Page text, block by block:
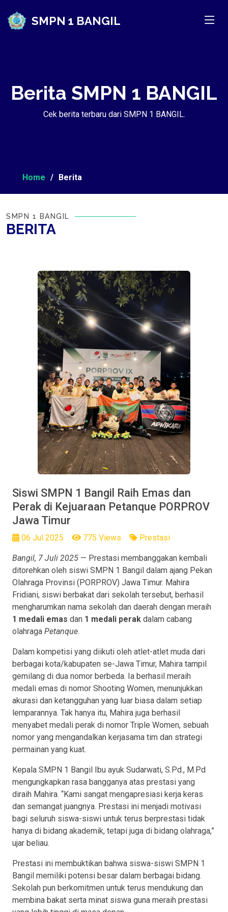
SMPN 1 BANGIL
Berita SMPN 1 BANGIL
Cek berita terbaru dari SMPN 1 BANGIL.
Home Berita
SMPN 1 BANGIL
BERITA
Siswi SMPN 1 Bangil Raih Emas dan
Perak di Kejuaraan Petanque PORPROV
Jawa Timur
06 Jul 2025 775 Views Prestasi
Bangil, 7 Juli 2025 — Prestasi membanggakan kembali
ditorehkan oleh siswi SMPN 1 Bangil dalam ajang Pekan
Olahraga Provinsi (PORPROV) Jawa Timur. Mahira
Fridiani, siswi berbakat dari sekolah tersebut, berhasil
mengharumkan nama sekolah dan daerah dengan meraih
1 medali emas dan 1 medali perak dalam cabang
olahraga Petanque.
Dalam kompetisi yang diikuti oleh atlet-atlet muda dari
berbagai kota/kabupaten se-Jawa Timur, Mahira tampil
gemilang di dua nomor berbeda. Ia berhasil meraih
medali emas di nomor Shooting Women, menunjukkan
akurasi dan ketangguhan yang luar biasa dalam setiap
lemparannya. Tak hanya itu, Mahira juga berhasil
menyabet medali perak di nomor Triple Women, sebuah
nomor yang mengandalkan kerjasama tim dan strategi
permainan yang kuat.
Kepala SMPN 1 Bangil Ibu ayuk Sudarwati, S.Pd., M.Pd
mengungkapkan rasa bangganya atas prestasi yang
diraih Mahira. “Kami sangat mengapresiasi kerja keras
dan semangat juangnya. Prestasi ini menjadi motivasi
bagi seluruh siswa-siswi untuk terus berprestasi tidak
hanya di bidang akademik, tetapi juga di bidang olahraga,”
ujar beliau.
Prestasi ini membuktikan bahwa siswa-siswi SMPN 1
Bangil memiliki potensi besar dalam berbagai bidang.
Sekolah pun berkomitmen untuk terus mendukung dan
membina bakat serta minat siswa guna meraih prestasi